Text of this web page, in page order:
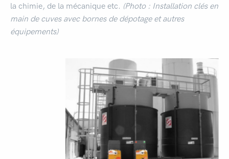
la chimie, de la mécanique etc. (Photo : Installation clés en
main de cuves avec bornes de dépotage et autres
équipements)